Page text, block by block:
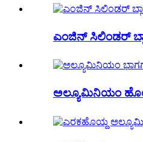
ಎಂಜಿನ್ ಸಿಲಿಂಡರ್
ಅಲ್ಯೂಮಿನಿಯಂ